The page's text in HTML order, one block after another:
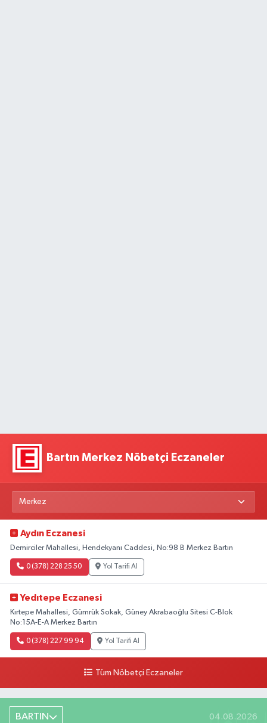
Bartın Merkez Nöbetçi Eczaneler
Aydın Eczanesi
Demirciler Mahallesi, Hendekyanı Caddesi, No:98 B Merkez Bartın
0 (378) 228 25 50 Yol Tarifi Al
Yedıtepe Eczanesi
Kırtepe Mahallesi, Gümrük Sokak, Güney Akrabaoğlu Sitesi C-Blok
No:15A-E-A Merkez Bartın
0 (378) 227 99 94 Yol Tarifi Al
Tüm Nöbetçi Eczaneler
BARTIN 04.08.2026